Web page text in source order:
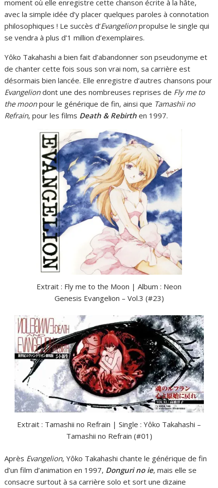
moment où elle enregistre cette chanson écrite à la hâte,
avec la simple idée d’y placer quelques paroles à connotation
philosophiques ! Le succès d’Evangelionpropulse le single qui
se vendra à plus d’1 million d’exemplaires.
Yôko Takahashi a bien fait d’abandonner son pseudonyme et
de chanter cette fois sous son vrai nom, sa carrière est
désormais bien lancée. Elle enregistre d’autres chansons pour
Evangeliondont une des nombreuses reprises de Fly me to
the moonpour le générique de fin, ainsi que Tamashii no
Refrain, pour les films Death & Rebirth en 1997.
Extrait : Fly me to the Moon | Album : Neon
Genesis Evangelion – Vol.3 (#23)
Extrait : Tamashii no Refrain | Single : Yôko Takahashi –
Tamashii no Refrain (#01)
Après Evangelion, Yôko Takahashi chante le générique de fin
d’un film d’animation en 1997, Donguri no ie, mais elle se
consacre surtout à sa carrière solo et sort une dizaine